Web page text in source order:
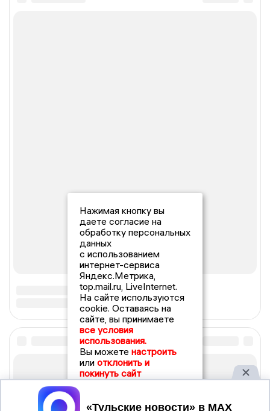
Нажимая кнопку вы
даете согласие на
обработку персональных
данных
с использованием
интернет-сервиса
Яндекс.Метрика,
top.mail.ru, LiveInternet.
На сайте используются
cookie. Оставаясь на
сайте, вы принимаете
все условия
использования.
Вы можете настроить
или отклонить и
покинуть сайт
Принять